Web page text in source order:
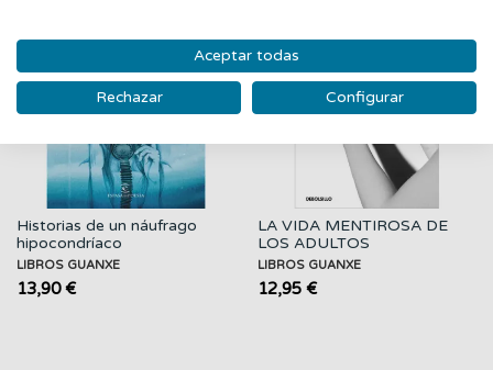
Historias de un náufrago
hipocondríaco
LIBROS GUANXE
13,90 €
LA VIDA MENTIROSA DE
LOS ADULTOS
LIBROS GUANXE
12,95 €
Aceptar todas
Rechazar Configurar